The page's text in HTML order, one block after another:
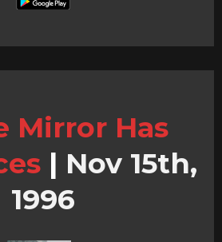
Mirror Has
| Nov 15th,
1996